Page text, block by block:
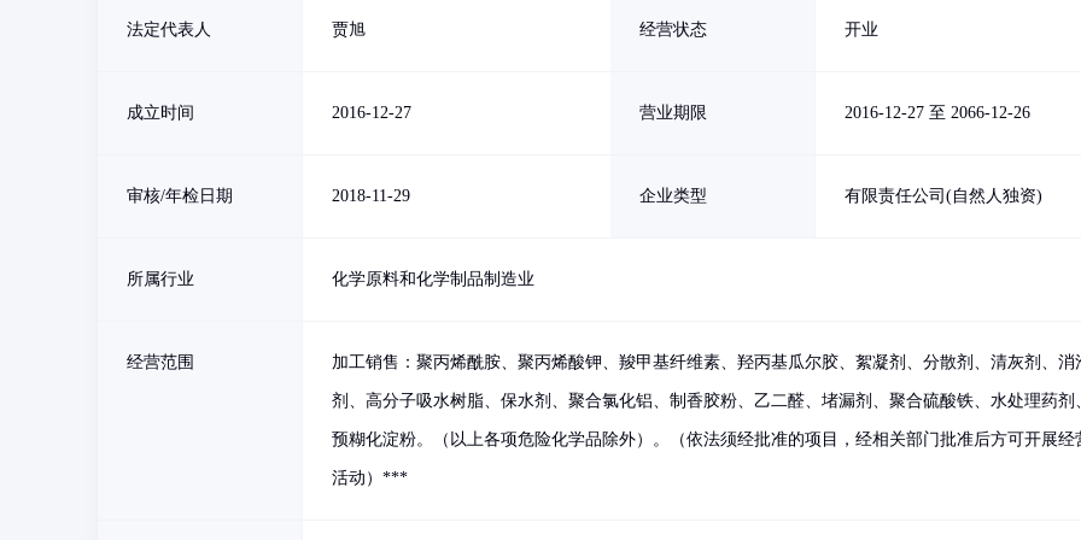
法定代表人 贾旭 经营状态 开业
成立时间 2016-12-27 营业期限 2016-12-27 至 2066-12-26
审核/年检日期 2018-11-29 企业类型 有限责任公司(自然人独资)
所属行业 化学原料和化学制品制造业
经营范围 加工销售：聚丙烯酰胺、聚丙烯酸钾、羧甲基纤维素、羟丙基瓜尔胶、絮凝剂、分散剂、清灰剂、消
剂、高分子吸水树脂、保水剂、聚合氯化铝、制香胶粉、乙二醛、堵漏剂、聚合硫酸铁、水处理药剂
预糊化淀粉。（以上各项危险化学品除外）。（依法须经批准的项目，经相关部门批准后方可开展经
活动）***